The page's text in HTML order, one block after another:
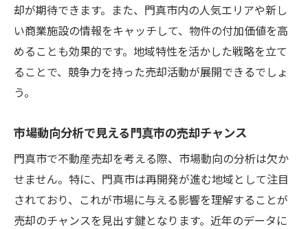
却が期待できます。また、門真市内の人気エリアや新し
い商業施設の情報をキャッチして、物件の付加価値を高
めることも効果的です。地域特性を活かした戦略を立て
ることで、競争力を持った売却活動が展開できるでしょ
う。
市場動向分析で見える門真市の売却チャンス
門真市で不動産売却を考える際、市場動向の分析は欠か
せません。特に、門真市は再開発が進む地域として注目
されており、これが市場に与える影響を理解することが
売却のチャンスを見出す鍵となります。近年のデータに